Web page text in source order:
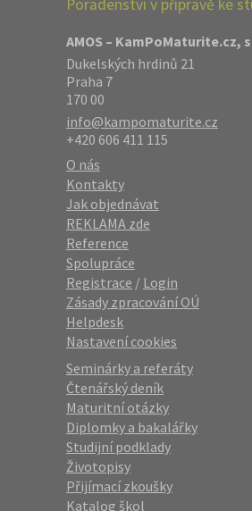
Poradenství v přípravě ke
AMOS – KamPoMaturite.cz,
Dukelských hrdinů 21
Praha 7
170 00
info@kampomaturite.cz
+420 606 411 115
O nás
Kontakty
Jak objednávat
REKLAMA zde
Reference
Spolupráce
Registrace / Login
Zásady zpracování OÚ
Helpdesk
Nastavení cookies
Seminárky a referáty
Čtenářský deník
Maturitní otázky
Diplomky a bakalářky
Studijní podklady
Životopisy
Přijímací zkoušky
Katalog škol